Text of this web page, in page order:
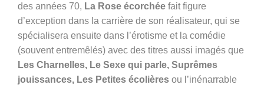
des années 70, La Rose écorchée fait figure
d’exception dans la carrière de son réalisateur, qui se
spécialisera ensuite dans l’érotisme et la comédie
(souvent entremêlés) avec des titres aussi imagés que
Les Charnelles, Le Sexe qui parle, Suprêmes
jouissances, Les Petites écolières ou l’inénarrable